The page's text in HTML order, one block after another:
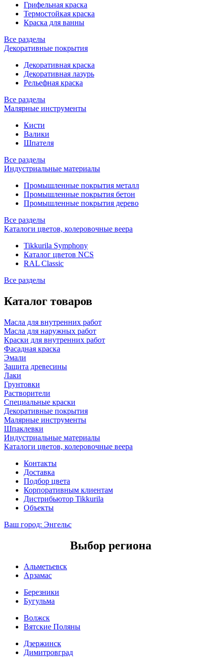
Грифельная краска
Термостойкая краска
Краска для ванны
Все разделы
Декоративные покрытия
Декоративная краска
Декоративная лазурь
Рельефная краска
Все разделы
Малярные инструменты
Кисти
Валики
Шпателя
Все разделы
Индустриальные материалы
Промышленные покрытия металл
Промышленные покрытия бетон
Промышленные покрытия дерево
Все разделы
Каталоги цветов, колеровочные веера
Tikkurila Symphony
Каталог цветов NCS
RAL Classic
Все разделы
Каталог товаров
Масла для внутренних работ
Масла для наружных работ
Краски для внутренних работ
Фасадная краска
Эмали
Защита древесины
Лаки
Грунтовки
Растворители
Специальные краски
Декоративные покрытия
Малярные инструменты
Шпаклевки
Индустриальные материалы
Каталоги цветов, колеровочные веера
Контакты
Доставка
Подбор цвета
Корпоративным клиентам
Дистрибьютор Tikkurila
Объекты
Ваш город: Энгельс
Выбор региона
Альметьевск
Арзамас
Березники
Бугульма
Волжск
Вятские Поляны
Дзержинск
Димитровград